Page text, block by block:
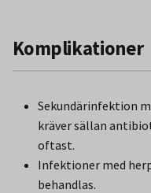
Komplikationer
Sekundärinfektion
kräver sällan
oftast.
Infektioner med
behandlas.